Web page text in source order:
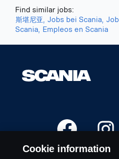
Find similar jobs:
斯堪尼亚, Jobs bei Scania,
Scania, Empleos en Scania
p
e
s
p
e
s
i
Cookie information